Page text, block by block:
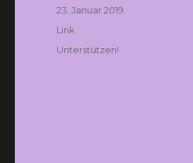
Veröffentlicht
am
23. Januar 2019
Format
Link
Kategorien
Unterstützen!